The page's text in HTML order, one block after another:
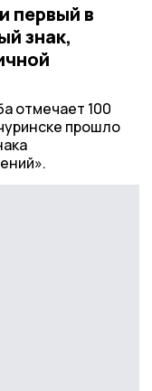
первый в
знак,
отмечает 100
прошло